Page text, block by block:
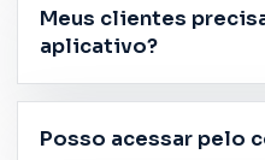
Meus clientes
aplicativo?
Posso acessar pelo